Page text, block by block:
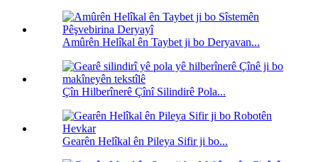
Amûrên Helîkal ên Taybet ji bo Deryavan...
Çîn Hilberînerê Çînî Silindirê Pola...
Gearên Helîkal ên Pileya Sifir ji bo...